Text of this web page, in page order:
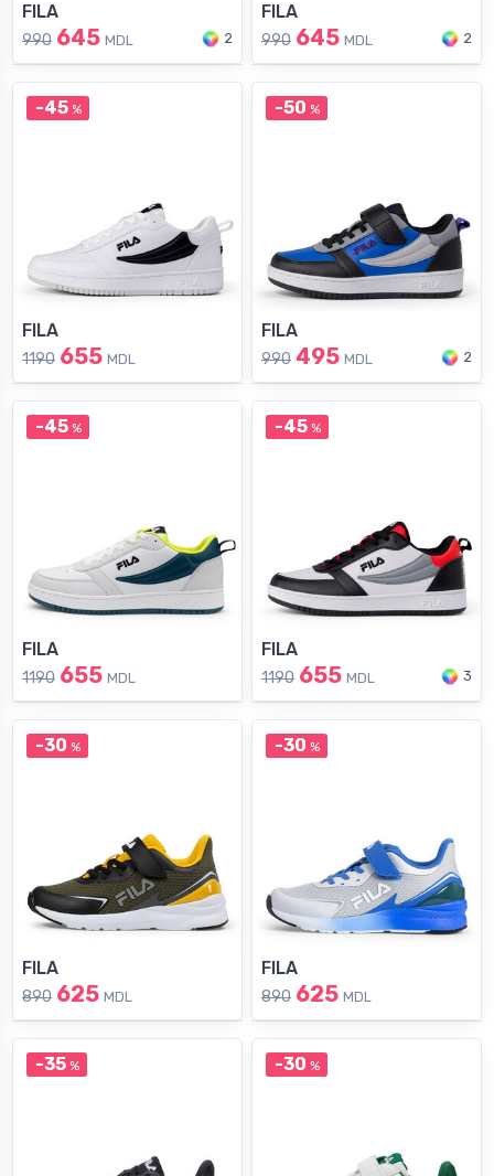
FILA
990 645 MDL 2
FILA
990 645 MDL 2
-45%
FILA
1190 655 MDL
-50 %
FILA
990 495 MDL 2
-45%
FILA
1190 655 MDL
-45%
FILA
1190 655 MDL 3
-30 %
FILA
890 625 MDL
-30 %
FILA
890 625 MDL
-35% -30 %